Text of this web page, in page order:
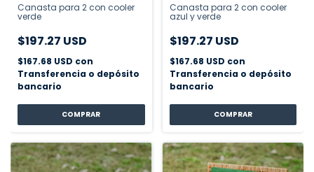
Canasta para 2 con cooler
verde
$197.27 USD
$167.68 USD con
Transferencia o depósito
bancario
Canasta para 2 con cooler
azul y verde
$197.27 USD
$167.68 USD con
Transferencia o depósito
bancario